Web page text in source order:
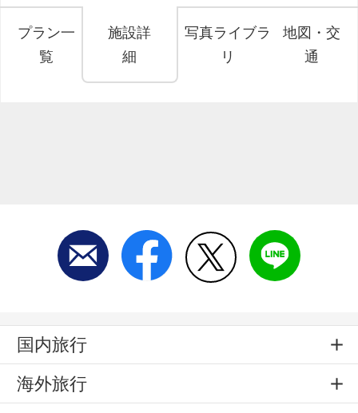
プラン一
覧
施設詳
細
写真ライブラ
リ
地図・交
通
国内旅行
海外旅行